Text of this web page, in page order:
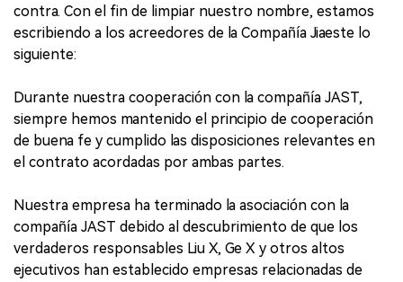
contra. Con el fin de limpiar nuestro nombre, estamos
escribiendo a los acreedores de la Compañía Jiaeste lo
siguiente:
Durante nuestra cooperación con la compañía JAST,
siempre hemos mantenido el principio de cooperación
de buena fe y cumplido las disposiciones relevantes en
el contrato acordadas por ambas partes.
Nuestra empresa ha terminado la asociación con la
compañía JAST debido al descubrimiento de que los
verdaderos responsables Liu X, Ge X y otros altos
ejecutivos han establecido empresas relacionadas de